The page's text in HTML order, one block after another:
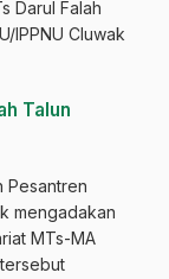
Darul Falah
IPPNU Cluwak
Talun
Pesantren
mengadakan
MTs-MA